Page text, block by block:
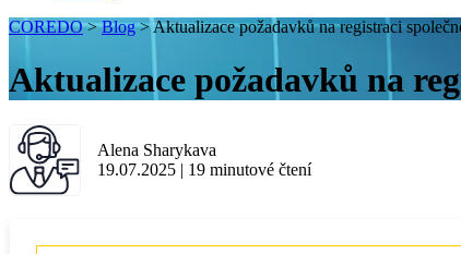
COREDO>Blog>Aktualizace požadavků na registraci
Aktualizace požadavků na
Alena Sharykava
19.07.2025 | 19 minutové čtení